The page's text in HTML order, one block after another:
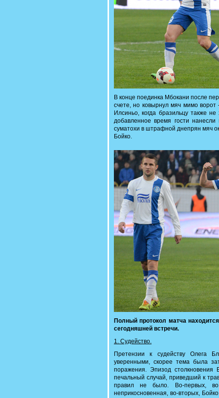
В конце поединка Мбокани после
счете, но ковырнул мяч мимо
Илсиньо, когда бразильцу также
добавленное время гости
суматохи в штрафной днепрян мяч
Бойко.
Полный протокол матча
сегодняшней встречи.
1. Судейство.
Претензии к судейству Олега
уверенными, скорее тема была
поражения. Эпизод столкновения
печальный случай, приведший к
правил не было. Во-первых, во
неприкосновенная, во-вторых,